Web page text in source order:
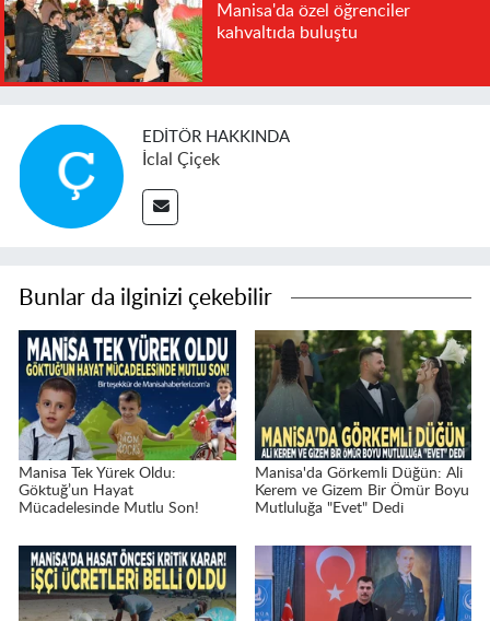
Manisa'da özel öğrenciler
kahvaltıda buluştu
EDITÖR HAKKINDA
İclal Çiçek
Bunlar da ilginizi çekebilir
Manisa Tek Yürek Oldu:
Göktuğ’un Hayat
Mücadelesinde Mutlu Son!
Manisa'da Görkemli Düğün: Ali
Kerem ve Gizem Bir Ömür Boyu
Mutluluğa "Evet" Dedi